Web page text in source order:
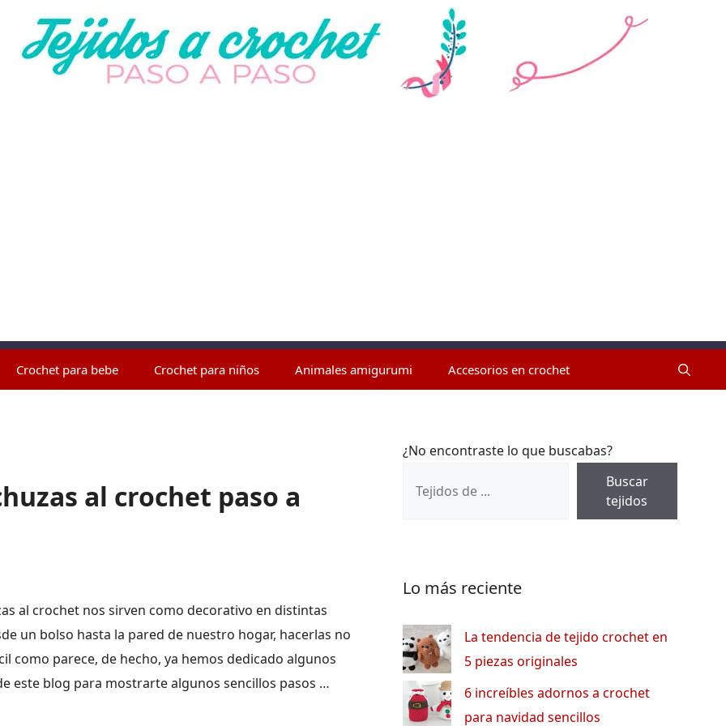
Crochet para bebe Crochet para niños Animales amigurumi Accesorios en crochet
al crochet paso a
al crochet nos sirven como decorativo en distintas
un bolso hasta la pared de nuestro hogar, hacerlas no
como parece, de hecho, ya hemos dedicado algunos
este blog para mostrarte algunos sencillos pasos …
¿No encontraste lo que buscabas?
Buscar
tejidos
Lo más reciente
La tendencia de tejido crochet en
5 piezas originales
6 increíbles adornos a crochet
para navidad sencillos